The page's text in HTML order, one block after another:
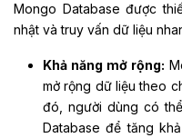
Mongo Database được
nhật và truy vấn dữ liệu
Khả năng mở rộng:
mở rộng dữ liệu theo
đó, người dùng có
Database để tăng